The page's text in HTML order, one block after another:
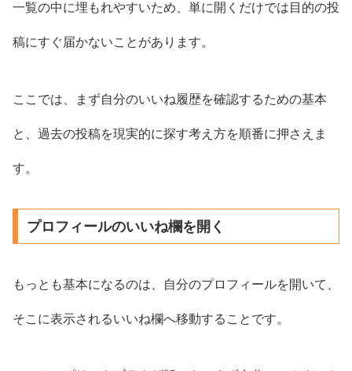
一覧の中に埋もれやすいため、単に開くだけでは目的の投
稿にすぐ届かないことがあります。
ここでは、まず自分のいいね履歴を確認するための基本
と、過去の投稿を現実的に探す考え方を順番に押さえま
す。
プロフィールのいいね欄を開く
もっとも基本になるのは、自分のプロフィールを開いて、
そこに表示されるいいね欄へ移動することです。